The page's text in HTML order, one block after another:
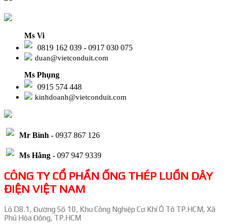
Ms Vi
0819 162 039 - 0917 030 075
duan@vietconduit.com
Ms Phụng
0915 574 448
kinhdoanh@vietconduit.com
Mr Bình - 0937 867 126
Ms Hằng - 097 947 9339
CÔNG TY CỔ PHẦN ỐNG THÉP LUỒN DÂY
ĐIỆN VIỆT NAM
Lô D8.1, Đường Số 10, Khu Công Nghiệp Cơ Khí Ô Tô TP.HCM, Xã
Phú Hòa Đông, TP.HCM